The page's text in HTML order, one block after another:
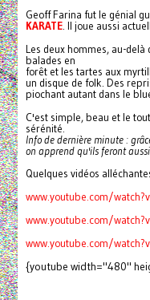
Geoff Farina fut le génial
KARATE. Il joue aussi
Les deux hommes, au-
balades en
forêt et les tartes aux
un disque de folk. Des
piochant autant dans le
C'est simple, beau et le
sérénité.
Info de dernière minute :
on apprend qu'ils feront aussi
Quelques vidéos
www.youtube.com/
www.youtube.com/
www.youtube.com/
{youtube width="480"